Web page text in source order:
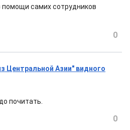
помощи самих сотрудников
0
Центральной Азии" видного
почитать.
0